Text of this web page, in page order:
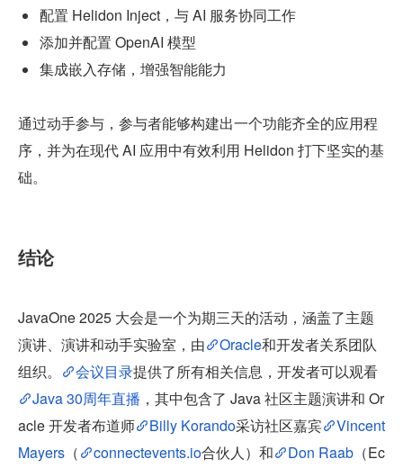
配置 Helidon Inject，与 AI 服务协同工作
添加并配置 OpenAI 模型
集成嵌入存储，增强智能能力
通过动手参与，参与者能够构建出一个功能齐全的应用程
序，并为在现代 AI 应用中有效利用 Helidon 打下坚实的基
础。
结论
JavaOne 2025 大会是一个为期三天的活动，涵盖了主题
演讲、演讲和动手实验室，由
Oracle和开发者关系团队
组织。
会议目录提供了所有相关信息，开发者可以观看
Java 30周年直播 ，其中包含了 Java 社区主题演讲和 Or
acle 开发者布道师
Billy Korando采访社区嘉宾
Vincent
Mayers （ connectevents.io合伙人）和 Don Raab （Ec